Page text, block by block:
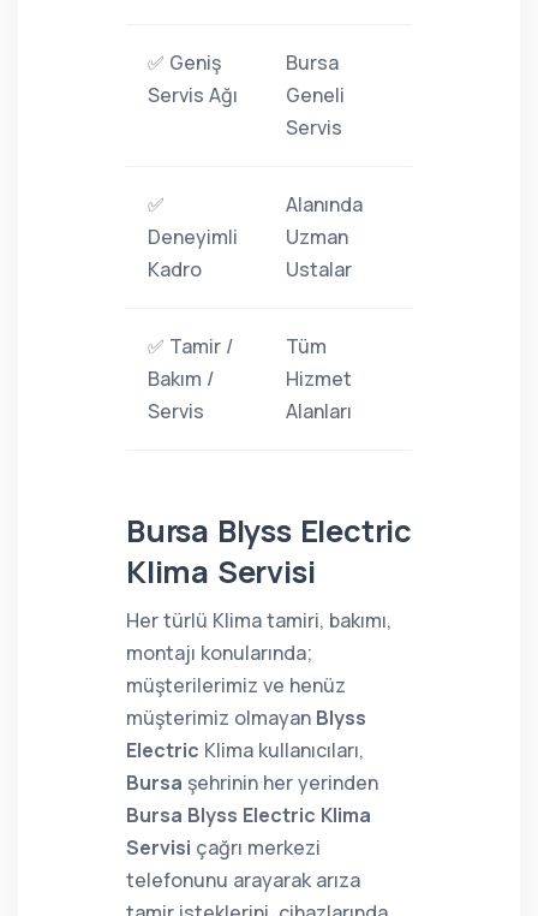
✅ Geniş
Servis Ağı
Bursa
Geneli
Servis
✅
Deneyimli
Kadro
Alanında
Uzman
Ustalar
✅ Tamir /
Bakım /
Servis
Tüm
Hizmet
Alanları
Bursa Blyss Electric
Klima Servisi
Her türlü Klima tamiri, bakımı,
montajı konularında;
müşterilerimiz ve henüz
müşterimiz olmayan Blyss
Electric Klima kullanıcıları,
Bursa şehrinin her yerinden
Bursa Blyss Electric Klima
Servisi çağrı merkezi
telefonunu arayarak arıza